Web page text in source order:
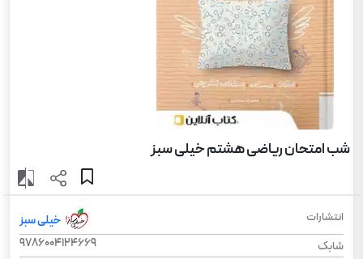
شب امتحان ریاضی هشتم خیلی سبز
انتشارات
خیلی سبز
شابک
9786004124669